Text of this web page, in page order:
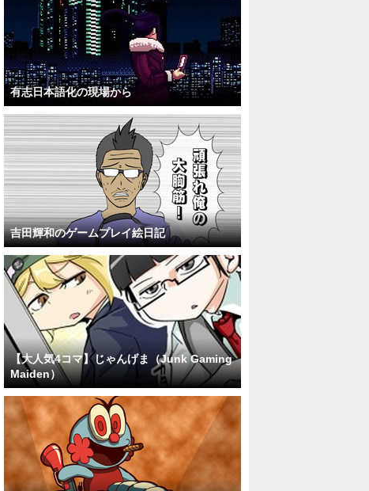
有志日本語化の現場から
吉田輝和のゲームプレイ絵日記
【大人気4コマ】じゃんげま（Junk Gaming
Maiden）